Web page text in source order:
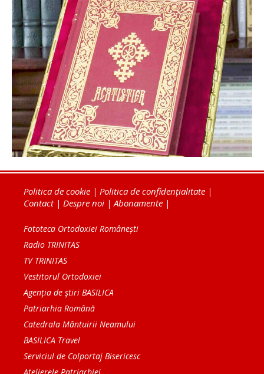
Politica de cookie | Politica de confidențialitate |
Contact| Despre noi |Abonamente |
Fototeca Ortodoxiei Românești
Radio TRINITAS
TV TRINITAS
Vestitorul Ortodoxiei
Agenţia de ştiri BASILICA
Patriarhia Română
Catedrala Mântuirii Neamului
BASILICA Travel
Serviciul de Colportaj Bisericesc